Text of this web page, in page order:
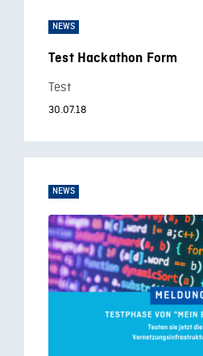
NEWS
Test Hackathon Form
Test
30.07.18
NEWS